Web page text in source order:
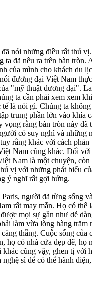
nói những điều rất thú
ta đã nêu ra trên bàn tròn.
của mình cho khách du
đương đại Việt Nam
"mỹ thuật đương đại".
ta cần phải xem xem
là nói gì. Chúng ta
trung phần lớn vào khía
rằng bàn tròn này đã
có suy nghĩ và những
rằng khác với cách
Nam cũng khác. Đối
Nam là một chuyện,
vị với những phát biểu
ý nghĩ rất gợi hứng.
người đã từng sống
rất may mắn. Họ có thể
mọi sự gần như dễ
làm vừa lòng hàng trăm
thẳng. Cuộc sống của
họ có nhà cửa đẹp đẽ, họ
cũng vậy, ghen tị với
sĩ để có thể hãnh